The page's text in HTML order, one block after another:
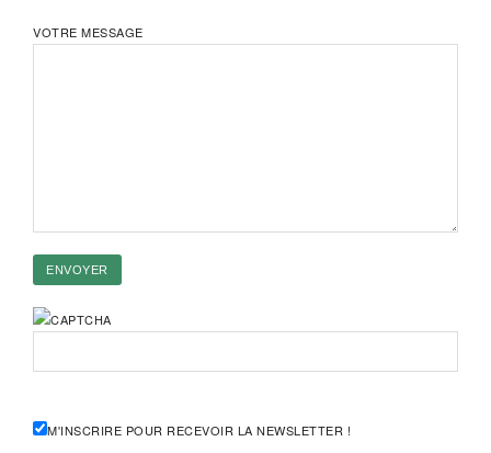
VOTRE MESSAGE
M'INSCRIRE POUR RECEVOIR LA NEWSLETTER !